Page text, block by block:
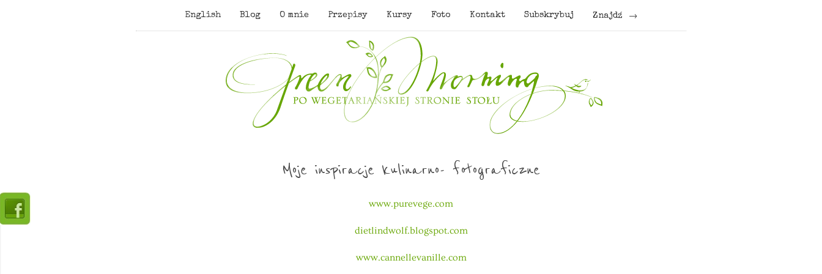
English Blog O mnie Przepisy Kursy Foto Kontakt Subskrybuj Znajdź
Moje inspiracje kulinarno- fotograficzne
www.purevege.com
dietlindwolf.blogspot.com
www.cannellevanille.com